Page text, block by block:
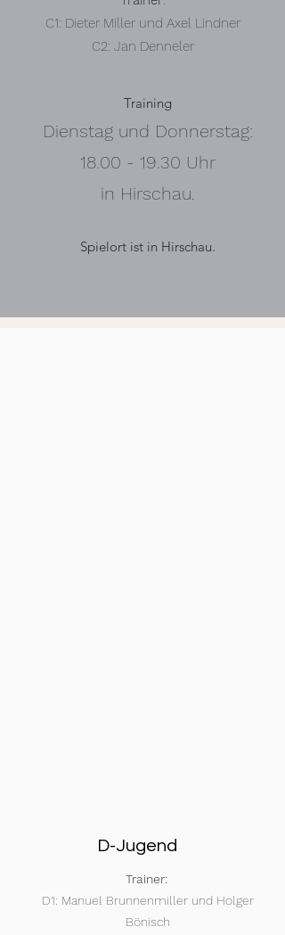
C1: Dieter Miller und Axel Lindner
C2: Jan Denneler
Training
Dienstag und Donnerstag:
18.00 - 19.30 Uhr
in Hirschau.
Spielort ist in Hirschau.
D-Jugend
Trainer:
D1: Manuel Brunnenmiller und Holger
Bönisch